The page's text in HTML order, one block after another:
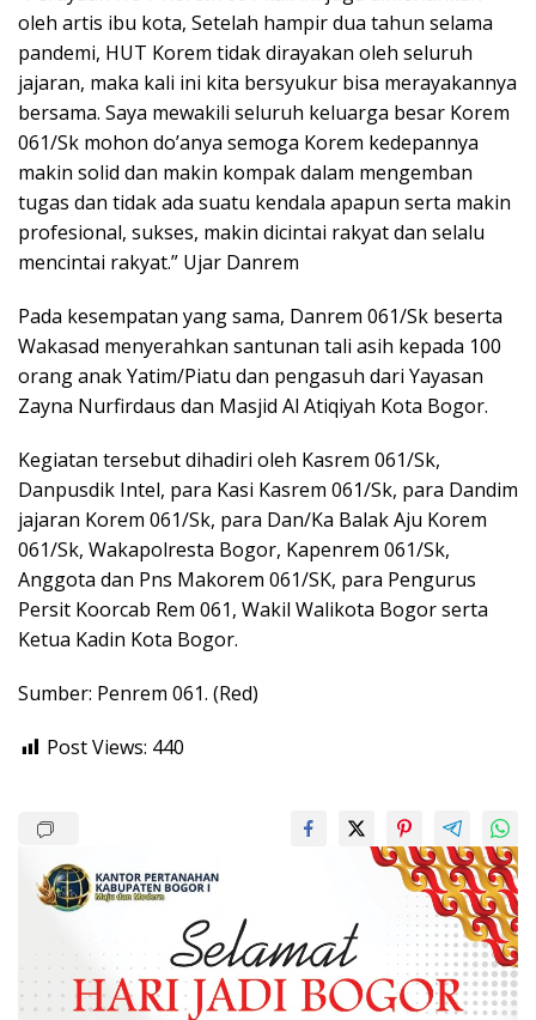
oleh artis ibu kota, Setelah hampir dua tahun selama
pandemi, HUT Korem tidak dirayakan oleh seluruh
jajaran, maka kali ini kita bersyukur bisa merayakannya
bersama. Saya mewakili seluruh keluarga besar Korem
061/Sk mohon do’anya semoga Korem kedepannya
makin solid dan makin kompak dalam mengemban
tugas dan tidak ada suatu kendala apapun serta makin
profesional, sukses, makin dicintai rakyat dan selalu
mencintai rakyat.” Ujar Danrem
Pada kesempatan yang sama, Danrem 061/Sk beserta
Wakasad menyerahkan santunan tali asih kepada 100
orang anak Yatim/Piatu dan pengasuh dari Yayasan
Zayna Nurfirdaus dan Masjid Al Atiqiyah Kota Bogor.
Kegiatan tersebut dihadiri oleh Kasrem 061/Sk,
Danpusdik Intel, para Kasi Kasrem 061/Sk, para Dandim
jajaran Korem 061/Sk, para Dan/Ka Balak Aju Korem
061/Sk, Wakapolresta Bogor, Kapenrem 061/Sk,
Anggota dan Pns Makorem 061/SK, para Pengurus
Persit Koorcab Rem 061, Wakil Walikota Bogor serta
Ketua Kadin Kota Bogor.
Sumber: Penrem 061. (Red)
Post Views: 440